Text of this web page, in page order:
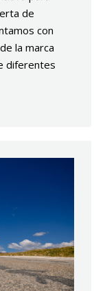
de
con
la marca
diferentes